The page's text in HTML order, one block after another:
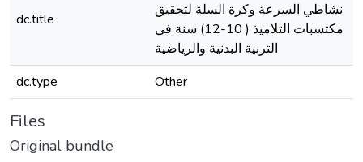
dc.title
نشاطي السرعة وكرة السلة لتحقيق
مكتسبات التلاميذ ( 10-12) سنة في
التربية البدنية والرياضية
dc.type
Other
Files
Original bundle